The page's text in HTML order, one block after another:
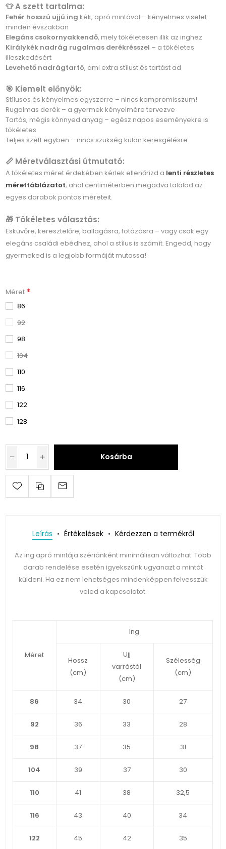
👕 A szett tartalma:
Fehér hosszú ujjú ing kék, apró mintával – kényelmes viselet
minden évszakban
Elegáns csokornyakkendő, mely tökéletesen illik az inghez
Királykék nadrág rugalmas derékrésszel – a tökéletes
illeszkedésért
Levehető nadrágtartó, ami extra stílust és tartást ad
🎯 Kiemelt előnyök:
Stílusos és kényelmes egyszerre – nincs kompromisszum!
Rugalmas derék – a gyermek kényelmére tervezve
Tartós, mégis könnyed anyag – egész napos eseményekre is
tökéletes
Teljes szett egyben – nincs szükség külön keresgélésre
📏 Méretválasztási útmutató:
A tökéletes méret érdekében kérlek ellenőrizd a lenti részletes
mérettáblázatot, ahol centiméterben megadva találod az
egyes darabok pontos méreteit.
🎁 Tökéletes választás:
Esküvőre, keresztelőre, ballagásra, fotózásra – vagy csak egy
elegáns családi ebédhez, ahol a stílus is számít. Engedd, hogy
gyermeked is a legjobb formáját mutassa!
Méret *
86
92
98
104
110
116
122
128
Kosárba
Leírás Értékelések Kérdezzen a termékről
Az ing apró mintája szériánként minimálisan változhat. Több
darab rendelése esetén igyekszünk ugyanazt a mintát
küldeni. Ha ez nem lehetséges mindenképpen felvesszük
veled a kapcsolatot.
Méret
Ing
Hossz
(cm)
Ujj
varrástól
(cm)
Szélesség
(cm)
86 34 30 27
92 36 33 28
98 37 35 31
104 39 37 30
110 41 38 32,5
116 43 40 34
122 45 42 35